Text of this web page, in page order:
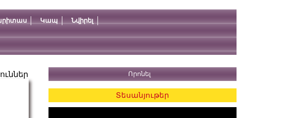
Կապ Նվիրել
Տեսանյութեր